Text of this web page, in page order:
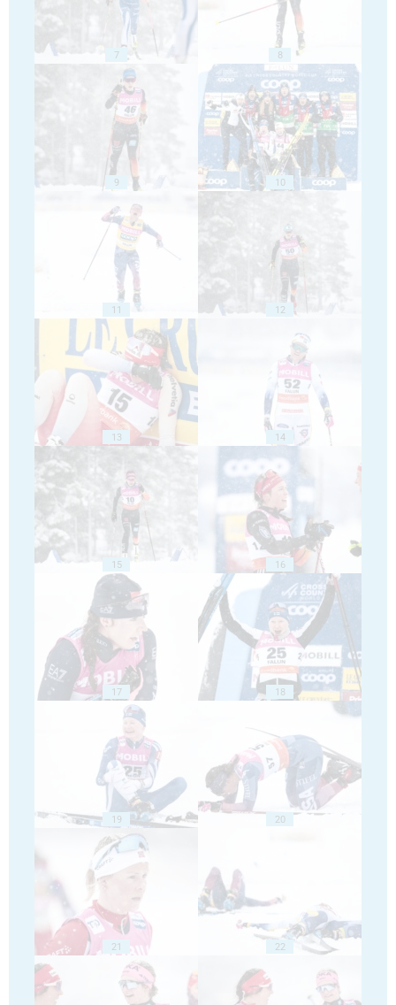
7 8
9 10
11 12
13 14
15 16
17 18
19 20
21 22